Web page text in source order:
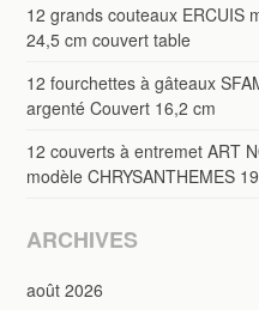
12 grands couteaux ERCUIS
24,5 cm couvert table
12 fourchettes à gâteaux
argenté Couvert 16,2 cm
12 couverts à entremet ART
modèle CHRYSANTHEMES
ARCHIVES
août 2026